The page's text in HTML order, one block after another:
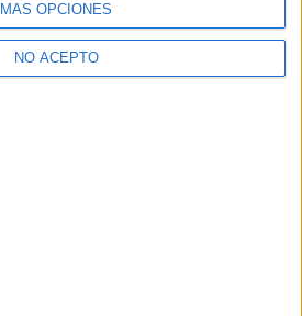
MÁS OPCIONES
NO ACEPTO